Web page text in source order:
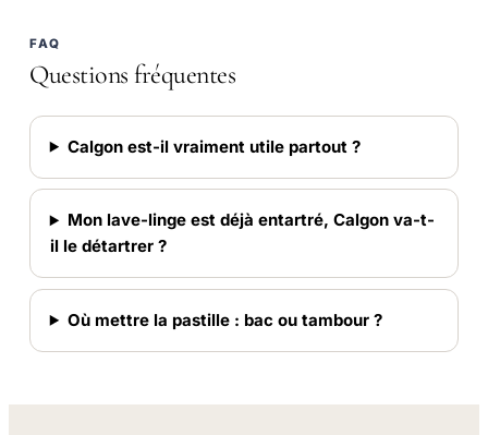
FAQ
Questions fréquentes
Calgon est-il vraiment utile partout ?
Mon lave-linge est déjà entartré, Calgon va-t-
il le détartrer ?
Où mettre la pastille : bac ou tambour ?